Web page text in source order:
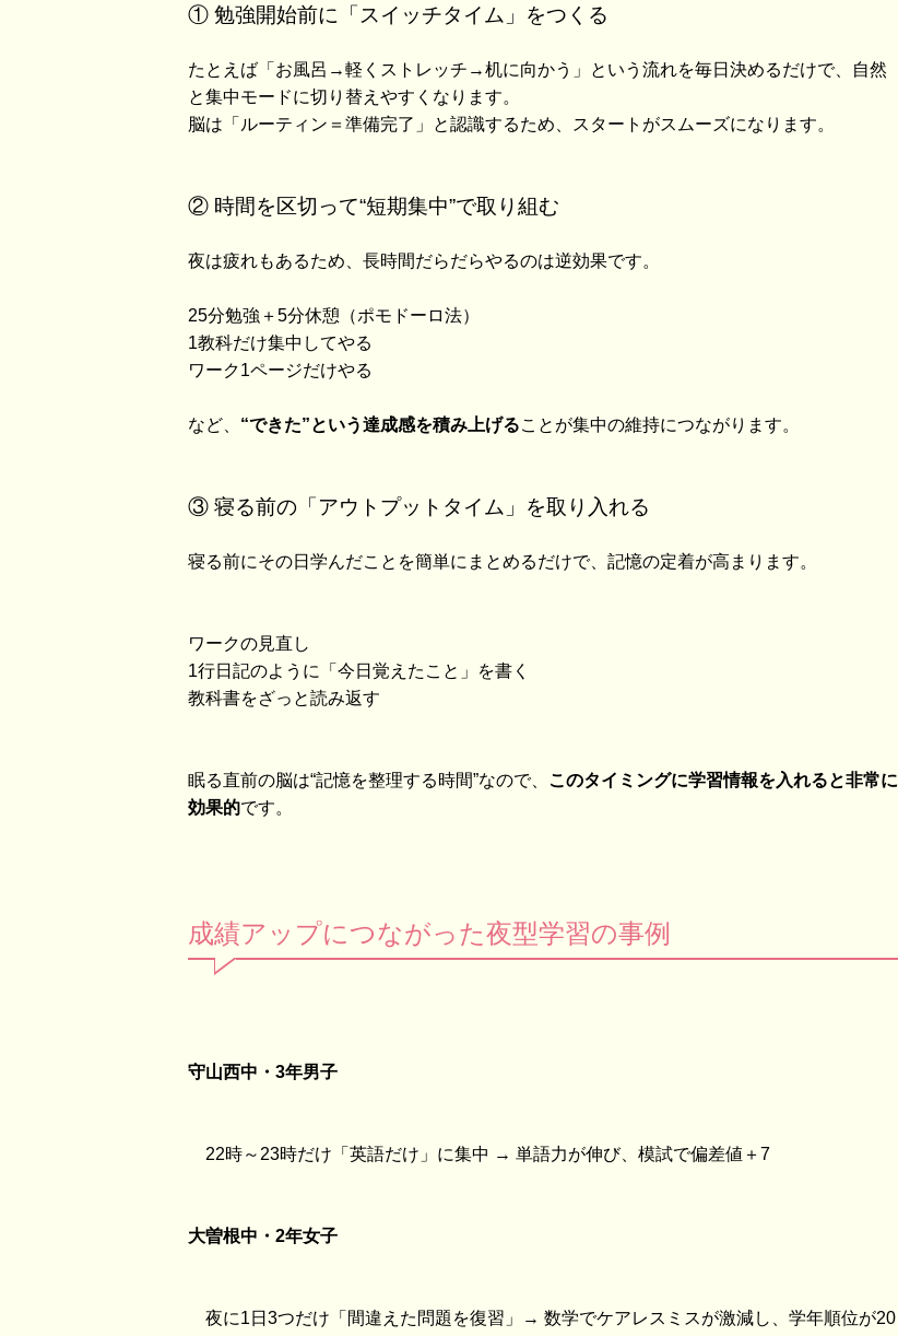
① 勉強開始前に「スイッチタイム」をつくる
たとえば「お風呂→軽くストレッチ→机に向かう」という流れを毎日決めるだけで、自然
と集中モードに切り替えやすくなります。
脳は「ルーティン＝準備完了」と認識するため、スタートがスムーズになります。
② 時間を区切って“短期集中”で取り組む
夜は疲れもあるため、長時間だらだらやるのは逆効果です。
25分勉強＋5分休憩（ポモドーロ法）
1教科だけ集中してやる
ワーク1ページだけやる
など、 “できた”という達成感を積み上げることが集中の維持につながります。
③ 寝る前の「アウトプットタイム」を取り入れる
寝る前にその日学んだことを簡単にまとめるだけで、記憶の定着が高まります。
ワークの見直し
1行日記のように「今日覚えたこと」を書く
教科書をざっと読み返す
眠る直前の脳は“記憶を整理する時間”なので、 このタイミングに学習情報を入れると非常に
効果的です。
成績アップにつながった夜型学習の事例
守山西中・3年男子
22時～23時だけ「英語だけ」に集中 → 単語力が伸び、模試で偏差値＋7
大曽根中・2年女子
夜に1日3つだけ「間違えた問題を復習」→ 数学でケアレスミスが激減し、学年順位が20